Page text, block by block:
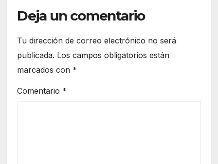
Deja un comentario
Tu dirección de correo electrónico no será
publicada. Los campos obligatorios están
marcados con *
Comentario *